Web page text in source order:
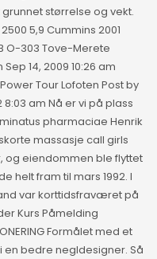
størrelse og vekt.
5,9 Cummins 2001
O-303 Tove-Merete
14, 2009 10:26 am
Tour Lofoten Post by
8:03 am Nå er vi på plass
pharmaciae Henrik
massasje call girls
og eiendommen ble flyttet
helt fram til mars 1992. I
var korttidsfraværet på
Kurs Påmelding
Formålet med et
en bedre negldesigner. Så